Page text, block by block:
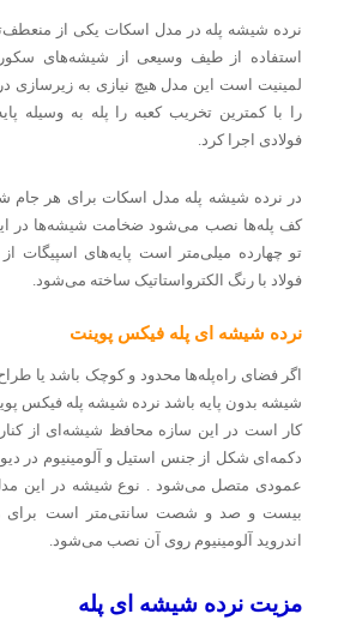
نرده شیشه پله در مدل اسکات یکی از
استفاده از طیف وسیعی از شیشه‌های
لمینیت است این مدل هیچ نیازی به زیرسازی
را با کمترین تخریب کعبه را پله به وسیله
فولادی اجرا کرد
در نرده شیشه پله مدل اسکات برای هر جام
کف پله‌ها نصب می‌شود ضخامت شیشه‌ها در
تو چهارده میلی‌متر است پایه‌های اسپیگات
فولاد با رنگ الکترواستاتیک ساخته می‌شود
نرده شیشه ای پله فیکس پوینت
اگر فضای راه‌پله‌ها محدود و کوچک باشد یا
شیشه بدون پایه باشد نرده شیشه پله فیکس
کار است در این سازه محافظ شیشه‌ای از کنار
دکمه‌ای شکل از جنس استیل و آلومینیوم در
عمودی متصل می‌شود . نوع شیشه در این
بیست و صد و شصت سانتی‌متر است برای
اندروید آلومینیوم روی آن نصب می‌شود
مزیت نرده شیشه ای پله